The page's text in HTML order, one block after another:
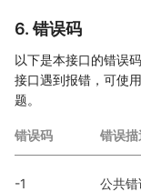
6. 错误码
以下是本接口的错误
接口遇到报错，可使
题。
错误码 错误描
-1 公共